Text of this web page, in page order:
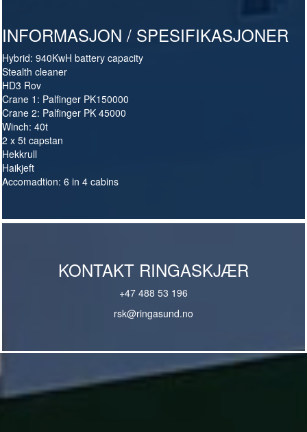
INFORMASJON / SPESIFIKASJONER
Hybrid: 940KwH battery capacity
Stealth cleaner
HD3 Rov
Crane 1: Palfinger PK150000
Crane 2: Palfinger PK 45000
Winch: 40t
2 x 5t capstan
Hekkrull
Haikjeft
Accomadtion: 6 in 4 cabins
KONTAKT RINGASKJÆR
+47 488 53 196
rsk@ringasund.no